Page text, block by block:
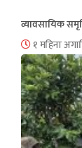
व्यावसायिक
१ महिना